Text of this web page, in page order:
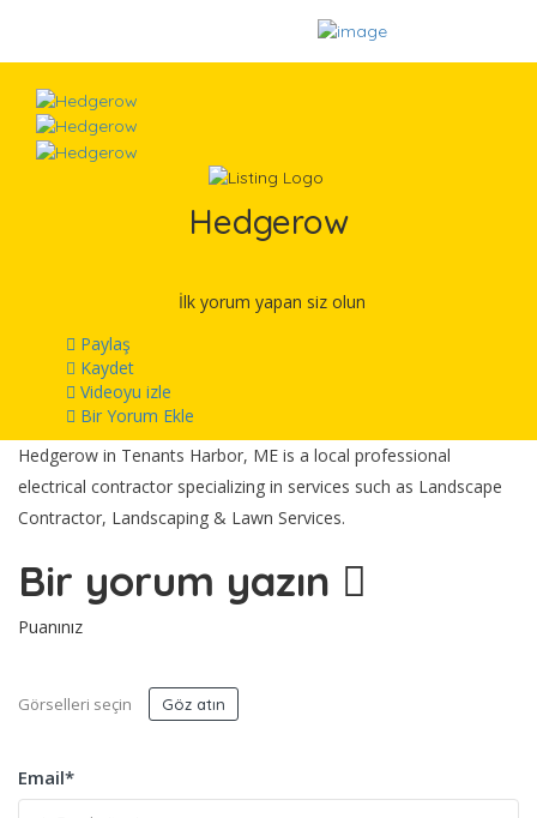
Hedgerow
İlk yorum yapan siz olun
Paylaş
Kaydet
Videoyu izle
Bir Yorum Ekle
Hedgerow in Tenants Harbor, ME is a local professional
electrical contractor specializing in services such as Landscape
Contractor, Landscaping & Lawn Services.
Bir yorum yazın
Puanınız
Görselleri seçin Göz atın
Email*